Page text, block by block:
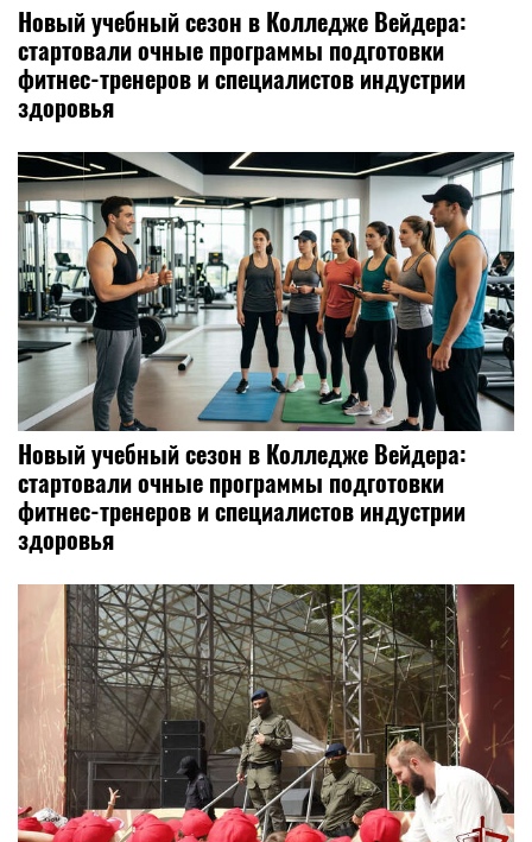
Новый учебный сезон в Колледже Вейдера:
стартовали очные программы подготовки
фитнес-тренеров и специалистов индустрии
здоровья
Новый учебный сезон в Колледже Вейдера:
стартовали очные программы подготовки
фитнес-тренеров и специалистов индустрии
здоровья